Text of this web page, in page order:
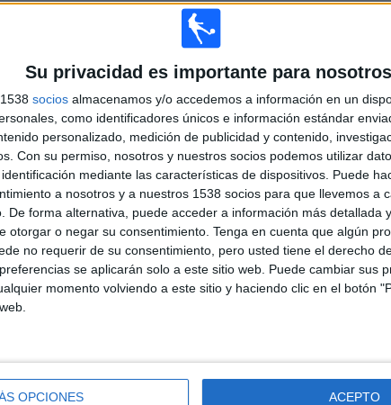
Su privacidad es importante para nosotros
socios almacenamos y/o accedemos a información en un
como identificadores únicos e información estándar
personalizado, medición de publicidad y contenido,
Con su permiso, nosotros y nuestros socios podemos utilizar
mediante las características de dispositivos. Puede
a nosotros y a nuestros 1538 socios para que llevemos a
De forma alternativa, puede acceder a información más detallada
otorgar o negar su consentimiento. Tenga en cuenta que algún
no requerir de su consentimiento, pero usted tiene el derecho
se aplicarán solo a este sitio web. Puede cambiar sus
momento volviendo a este sitio y haciendo clic en el botón
OPCIONES ACEPTO
Dynamo Dresden - Unterhaching
17/05/2025 3. Liga por OneFootball PPV,
TOTAL
17
CANALES TV
DÍAS
445
SIN PARTIDO
GRATUÍTO
PARTIDOS
6
CONSECUTIVOS
DE PAGO
TOTAL
48
MÁXIMO
7
TOTAL
5